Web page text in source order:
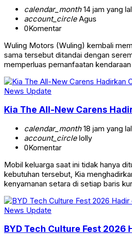
calendar_month14 jam yang
account_circleAgus
0Komentar
Wuling Motors (Wuling) kembali
sama tersebut ditandai dengan
memperluas pemanfaatan
News Update
Kia The All-New Carens
calendar_month18 jam yang
account_circlelolly
0Komentar
Mobil keluarga saat ini tidak hanya
kebutuhan tersebut, Kia
kenyamanan setara di setiap baris
News Update
BYD Tech Culture Fest 2026